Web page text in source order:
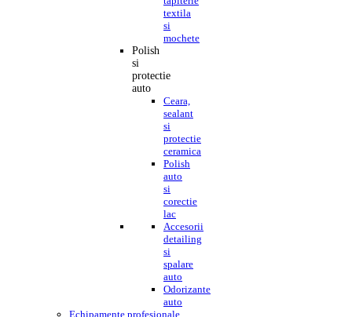
textila
si
mochete
Polish
si
protectie
auto
Ceara,
sealant
si
protectie
ceramica
Polish
auto
si
corectie
lac
Accesorii
detailing
si
spalare
auto
Odorizante
auto
Echipamente profesionale